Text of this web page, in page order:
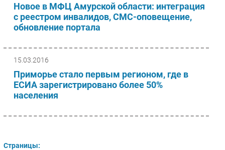
IT класс
Тестовый стенд
Каталог компаний
Новое в МФЦ Амурской области: интеграция
с реестром инвалидов, СМС-оповещение,
обновление портала
15.03.2016
Приморье стало первым регионом, где в
ЕСИА зарегистрировано более 50%
населения
Страницы: